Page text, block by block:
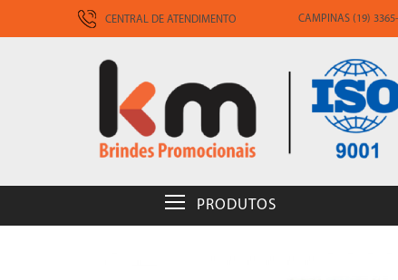
CENTRAL DE ATENDIMENTO CAMPINAS (19)
PRODUTOS